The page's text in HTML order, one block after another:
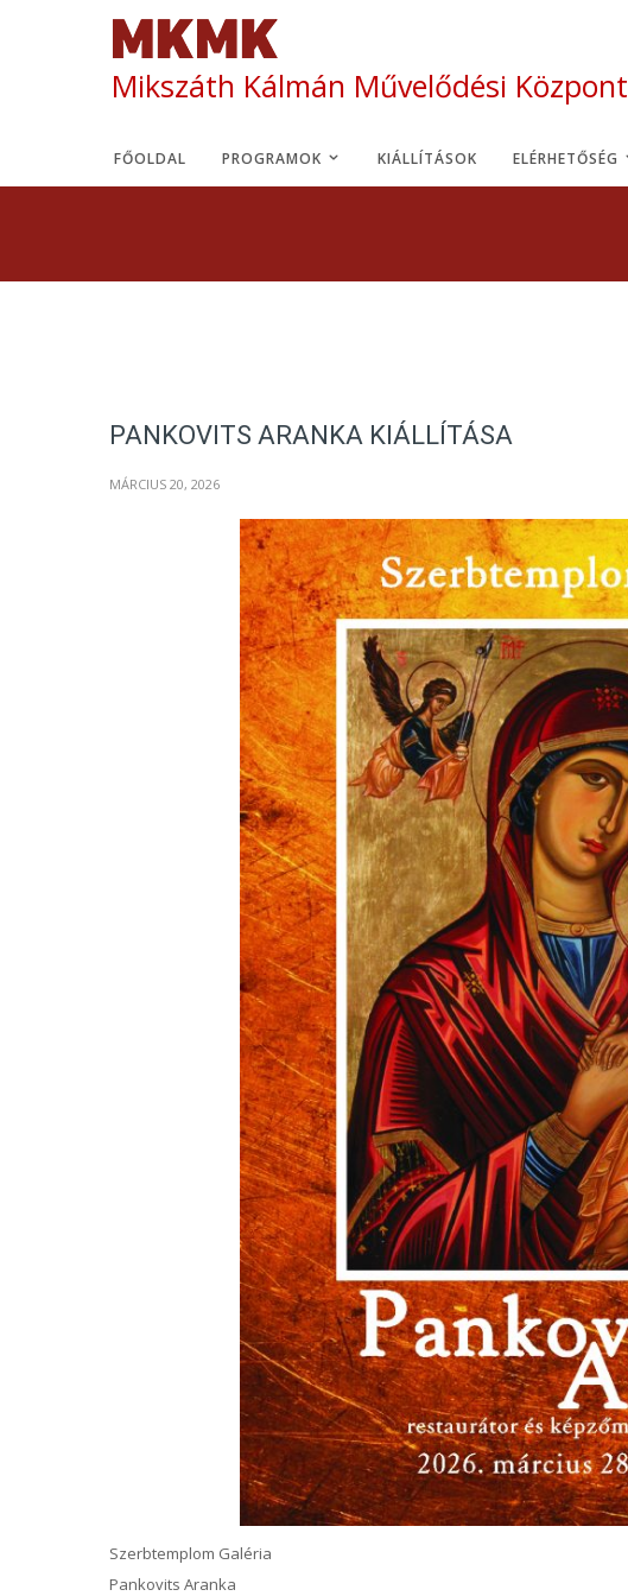
Mikszáth Kálmán Művelődési Központ
FŐOLDAL PROGRAMOK KIÁLLÍTÁSOK ELÉRHETŐSÉG
PANKOVITS ARANKA KIÁLLÍTÁSA
MÁRCIUS 20, 2026
Szerbtemplom Galéria
Pankovits Aranka